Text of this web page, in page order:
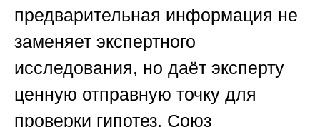
предварительная информация не
заменяет экспертного
исследования, но даёт эксперту
ценную отправную точку для
проверки гипотез. Союз